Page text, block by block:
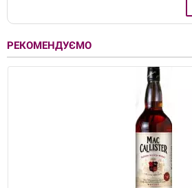
РЕКОМЕНДУЄМО